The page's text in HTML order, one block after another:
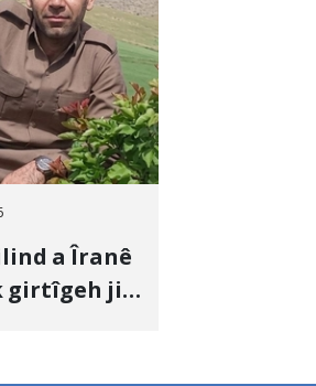
a Îranê
girtîgeh ji